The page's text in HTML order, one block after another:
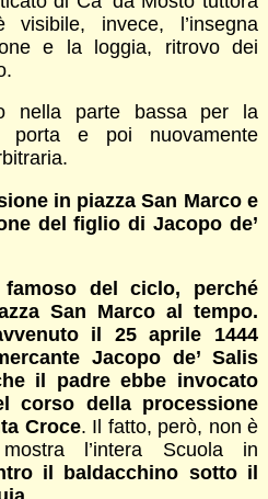
invece, l’insegna
e la loggia, ritrovo dei
nella parte bassa per la
porta e poi nuovamente
in piazza San Marco e
del figlio di Jacopo de’
del ciclo, perché
San Marco al tempo.
il 25 aprile 1444
Jacopo de’ Salis
il padre ebbe invocato
corso della processione
Croce. Il fatto, però, non è
l’intera Scuola in
il baldacchino sotto il